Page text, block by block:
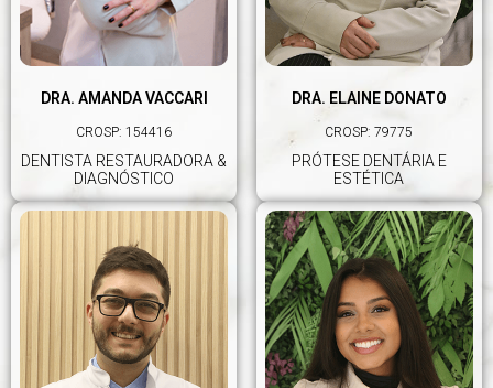
DRA. AMANDA VACCARI
CROSP: 154416
DENTISTA RESTAURADORA &
DIAGNÓSTICO
DRA. ELAINE DONATO
CROSP: 79775
PRÓTESE DENTÁRIA E
ESTÉTICA